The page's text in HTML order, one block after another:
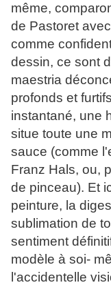
même,
de Pastoret
comme
dessin, ce sont
maestria
profonds et
instantané, une
situe toute une
sauce (comme
Franz Hals, ou,
de pinceau). Et
peinture, la
sublimation de
sentiment
modèle à soi-
l'accidentelle